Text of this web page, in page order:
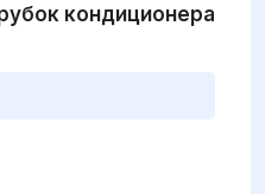
кондиционера